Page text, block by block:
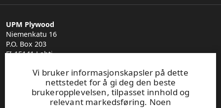
Vi bruker informasjonskapsler på dette
nettstedet for å gi deg den beste
brukeropplevelsen, tilpasset innhold og
relevant markedsføring. Noen
UPM Plywood
Niemenkatu 16
P.O. Box 203
FI-15141 Lahti
Finn din forhandler
General Sales Conditions